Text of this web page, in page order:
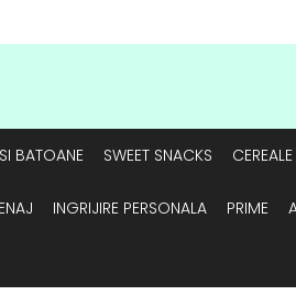
BATOANE SWEET SNACKS CEREALE
INGRIJIRE PERSONALA PRIME